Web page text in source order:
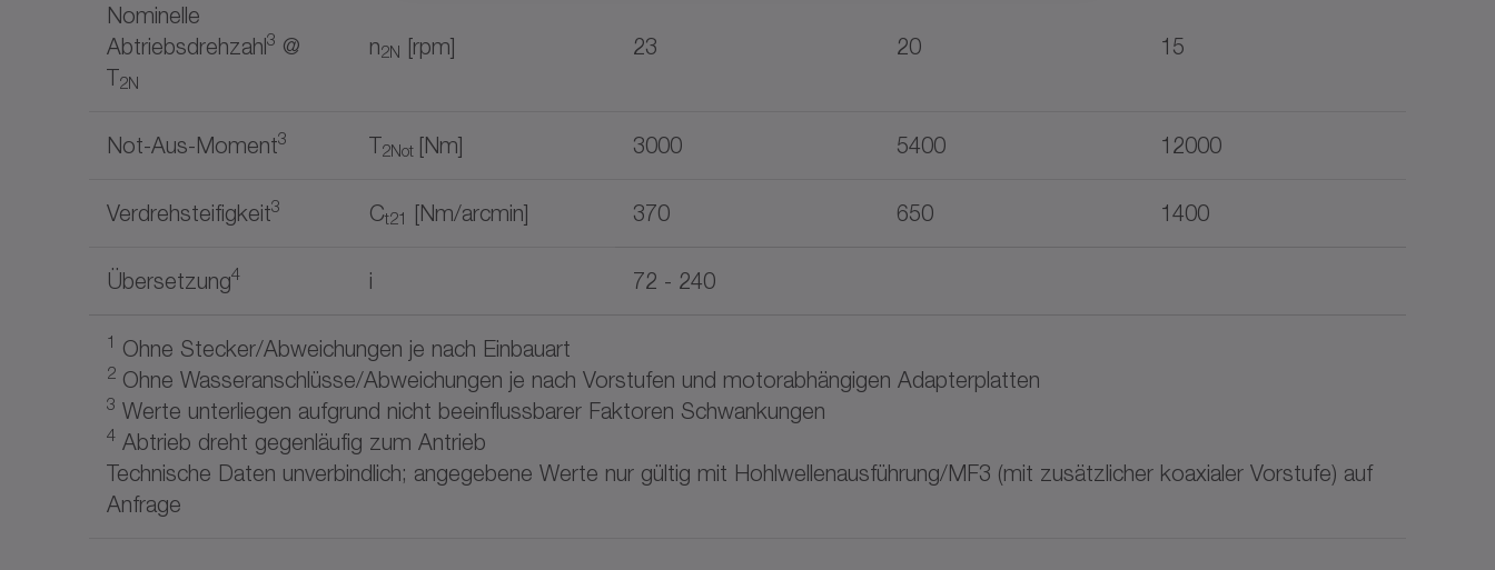
Nominelle
Abtriebsdrehzahl3 @
T2N
n2N [rpm] 23 20 15
Not-Aus-Moment3 T2Not [Nm] 3000 5400 12000
Verdrehsteifigkeit3 Ct21 [Nm/arcmin] 370 650 1400
Übersetzung4 i 72 - 240
1 Ohne Stecker/Abweichungen je nach Einbauart
2 Ohne Wasseranschlüsse/Abweichungen je nach Vorstufen und motorabhängigen Adapterplatten
3 Werte unterliegen aufgrund nicht beeinflussbarer Faktoren Schwankungen
4 Abtrieb dreht gegenläufig zum Antrieb
Technische Daten unverbindlich; angegebene Werte nur gültig mit Hohlwellenausführung/MF3 (mit zusätzlicher koaxialer Vorstufe) auf
Anfrage